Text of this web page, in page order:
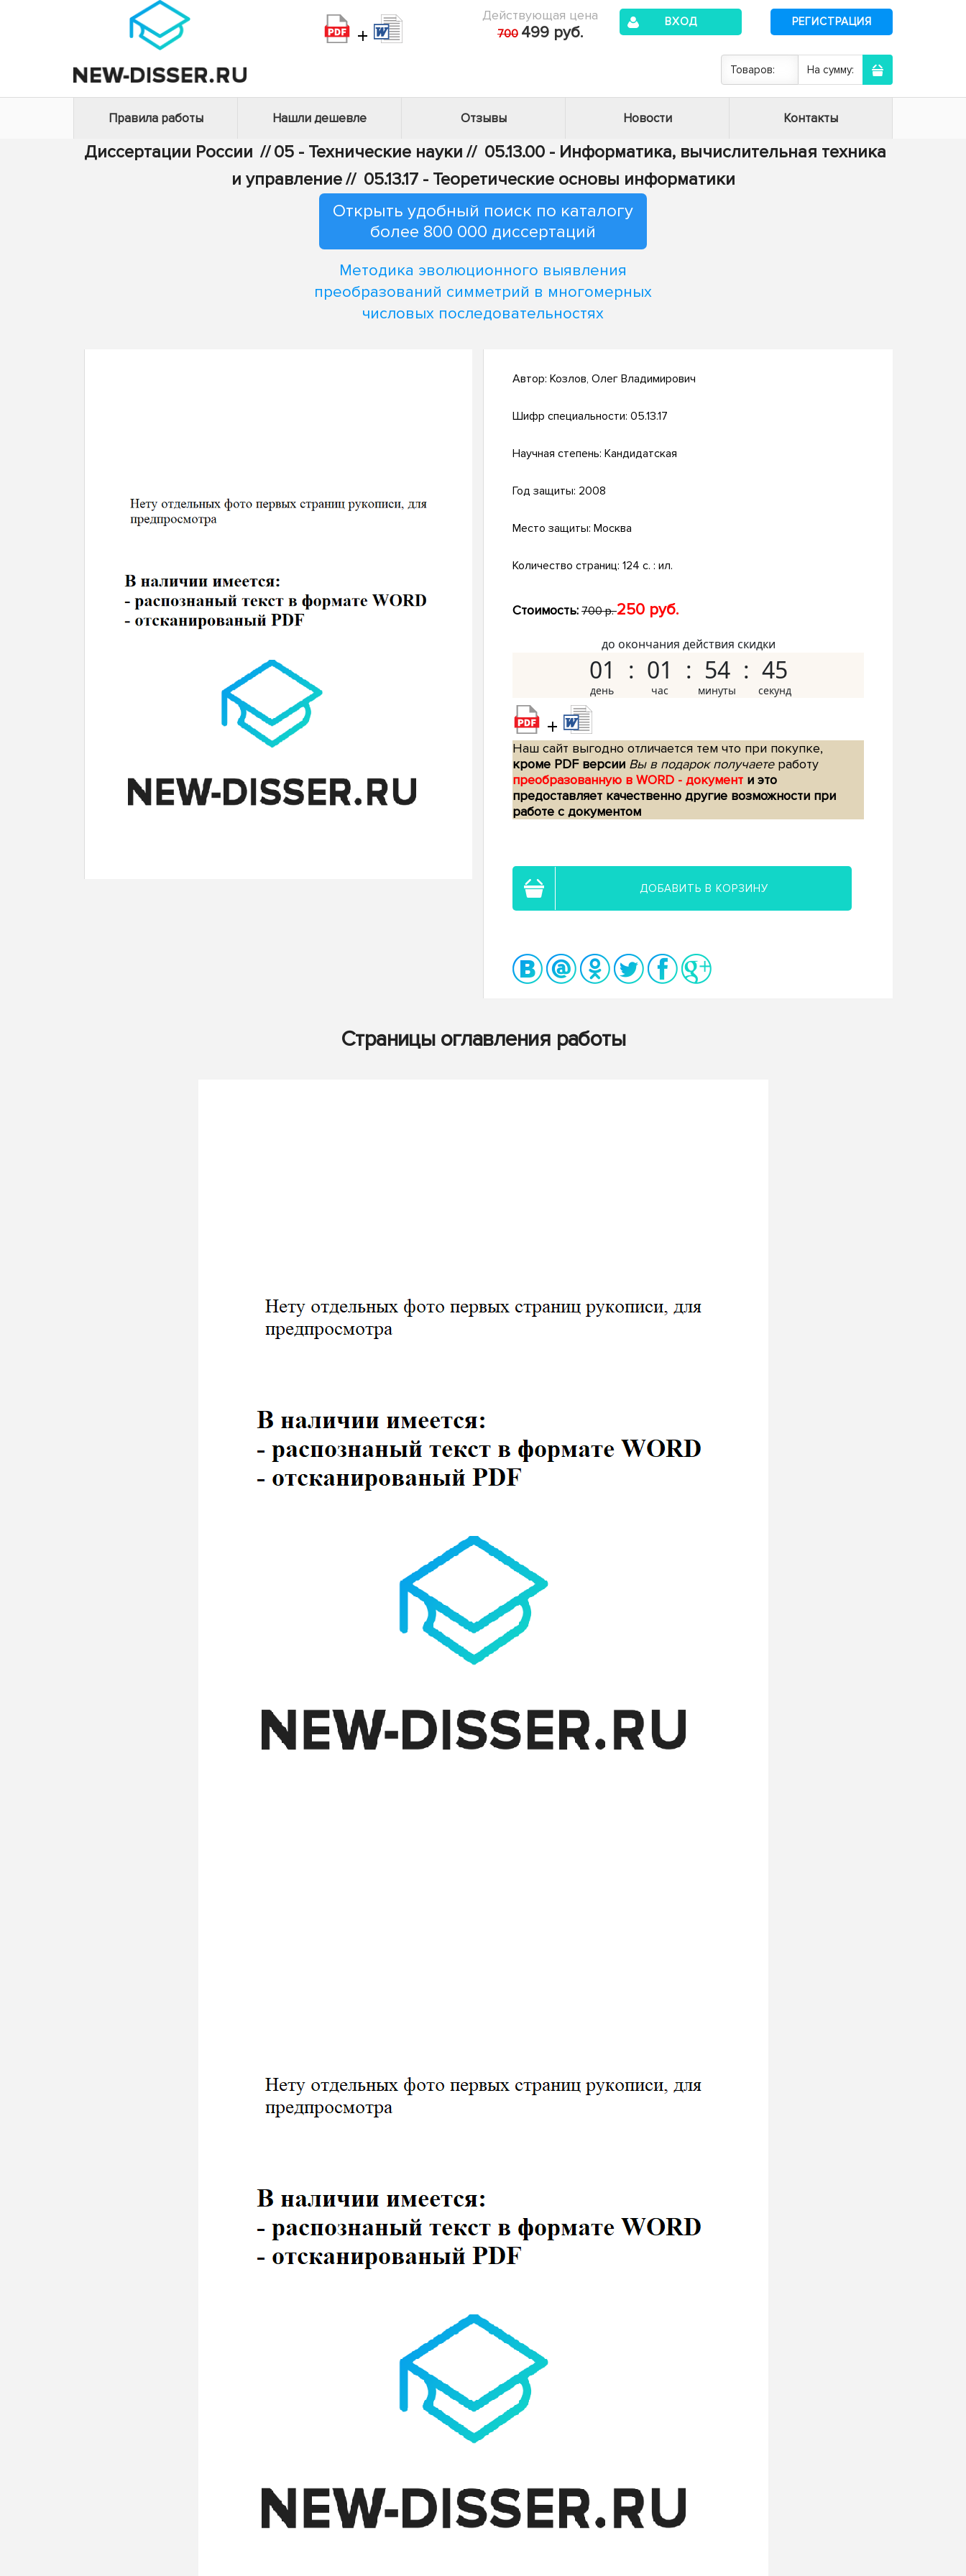
+
Действующая цена
700 499 руб.
ВХОД РЕГИСТРАЦИЯ
Товаров: На сумму:
Правила работы Нашли дешевле Отзывы Новости Контакты
Диссертации России // 05 - Технические науки // 05.13.00 - Информатика, вычислительная техника
и управление// 05.13.17 - Теоретические основы информатики
Открыть удобный поиск по каталогу
более 800 000 диссертаций
Методика эволюционного выявления
преобразований симметрий в многомерных
числовых последовательностях
Автор: Козлов, Олег Владимирович
Шифр специальности: 05.13.17
Научная степень: Кандидатская
Год защиты: 2008
Место защиты: Москва
Количество страниц: 124 с. : ил.
Стоимость: 700 р.250 руб.
до окончания действия скидки
01 01 54 44
+
Наш сайт выгодно отличается тем что при покупке,
кроме PDF версии Вы в подарок получаетеработу
преобразованную в WORD - документ и это
предоставляет качественно другие возможности при
работе с документом
ДОБАВИТЬ В КОРЗИНУ
Страницы оглавления работы